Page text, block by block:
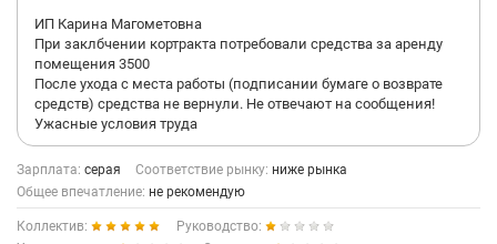
ИП Карина Магометовна
При заклбчении кортракта потребовали средства за аренду
помещения 3500
После ухода с места работы (подписании бумаге о возврате
средств) средства не вернули. Не отвечают на сообщения!
Ужасные условия труда
Зарплата: серая Соответствие рынку: ниже рынка
Общее впечатление: не рекомендую
Коллектив:
Руководство: